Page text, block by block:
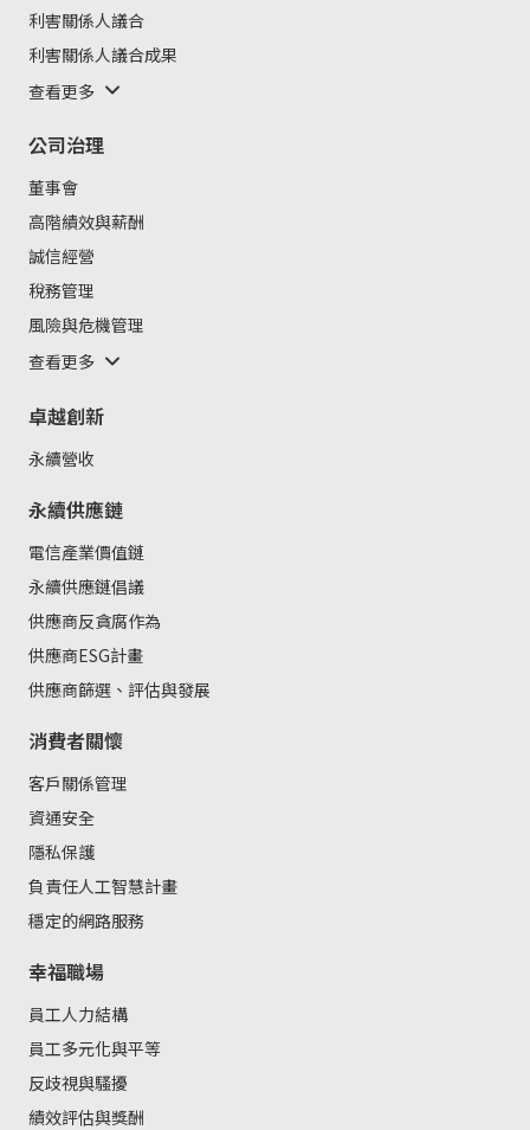
利害關係人議合
利害關係人議合成果
查看更多
公司治理
董事會
高階績效與薪酬
誠信經營
稅務管理
風險與危機管理
查看更多
卓越創新
永續營收
永續供應鏈
電信產業價值鏈
永續供應鏈倡議
供應商反貪腐作為
供應商ESG計畫
供應商篩選、評估與發展
消費者關懷
客戶關係管理
資通安全
隱私保護
負責任人工智慧計畫
穩定的網路服務
幸福職場
員工人力結構
員工多元化與平等
反歧視與騷擾
績效評估與獎酬